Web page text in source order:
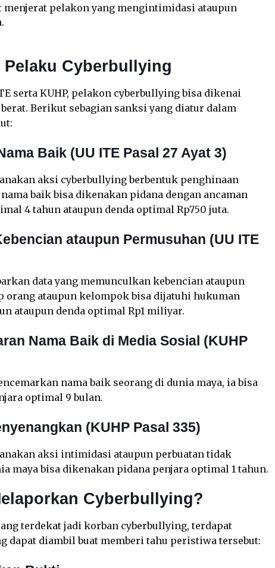
menjerat pelakon yang mengintimidasi ataupun
Cyberbullying
serta KUHP, pelakon cyberbullying bisa dikenai
Berikut sebagian sanksi yang diatur dalam
Baik (UU ITE Pasal 27 Ayat 3)
aksi cyberbullying berbentuk penghinaan
baik bisa dikenakan pidana dengan ancaman
4 tahun ataupun denda optimal Rp750 juta.
ataupun Permusuhan (UU ITE
data yang memunculkan kebencian ataupun
orang ataupun kelompok bisa dijatuhi hukuman
ataupun denda optimal Rp1 miliyar.
Nama Baik di Media Sosial (KUHP
nama baik seorang di dunia maya, ia bisa
optimal 9 bulan.
(KUHP Pasal 335)
aksi intimidasi ataupun perbuatan tidak
maya bisa dikenakan pidana penjara optimal 1 tahun.
Cyberbullying?
terdekat jadi korban cyberbullying, terdapat
dapat diambil buat memberi tahu peristiwa tersebut: